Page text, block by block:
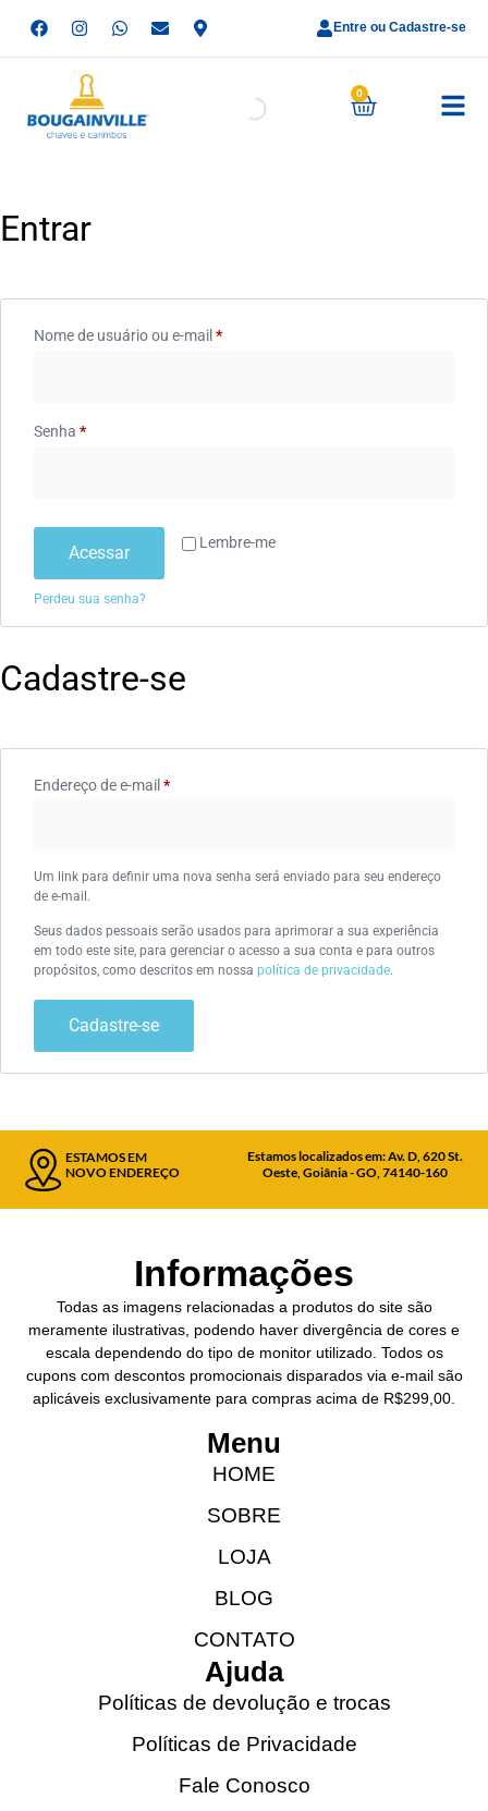
Entre ou Cadastre-se
0
Entrar
Nome de usuário ou e-mail *
Senha *
Lembre-me
Acessar
Perdeu sua senha?
Cadastre-se
Endereço de e-mail *
Um link para definir uma nova senha será enviado para seu endereço
de e-mail.
Seus dados pessoais serão usados para aprimorar a sua experiência
em todo este site, para gerenciar o acesso a sua conta e para outros
propósitos, como descritos em nossa política de privacidade.
Cadastre-se
ESTAMOS EM
NOVO ENDEREÇO
Estamos localizados em: Av. D, 620 St.
Oeste, Goiânia - GO, 74140-160
Informações
Todas as imagens relacionadas a produtos do site são
meramente ilustrativas, podendo haver divergência de cores e
escala dependendo do tipo de monitor utilizado. Todos os
cupons com descontos promocionais disparados via e-mail são
aplicáveis exclusivamente para compras acima de R$299,00.
Menu
HOME
SOBRE
LOJA
BLOG
CONTATO
Ajuda
Políticas de devolução e trocas
Políticas de Privacidade
Fale Conosco